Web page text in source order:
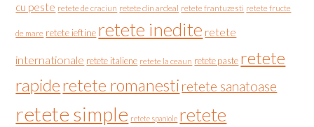
cu peste retete de craciun retete din ardeal retete frantuzesti retete fructe
de mare retete ieftine retete inedite retete
internationale retete italiene retete la ceaun retete paste retete
rapideretete romanesti retete sanatoase
retete simple retete spaniole retete